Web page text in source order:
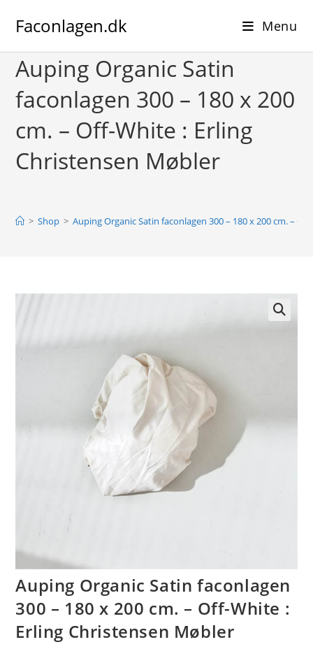
Faconlagen.dk Menu
Auping Organic Satin
faconlagen 300 – 180 x 200
cm. – Off-White : Erling
Christensen Møbler
> Shop > Auping Organic Satin faconlagen 300 – 180 x 200 cm. –
Auping Organic Satin faconlagen
300 – 180 x 200 cm. – Off-White :
Erling Christensen Møbler